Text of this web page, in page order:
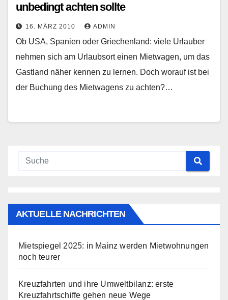
unbedingt achten sollte
16. MÄRZ 2010 ADMIN
Ob USA, Spanien oder Griechenland: viele Urlauber
nehmen sich am Urlaubsort einen Mietwagen, um das
Gastland näher kennen zu lernen. Doch worauf ist bei
der Buchung des Mietwagens zu achten?…
AKTUELLE NACHRICHTEN
Mietspiegel 2025: in Mainz werden Mietwohnungen
noch teurer
Kreuzfahrten und ihre Umweltbilanz: erste
Kreuzfahrtschiffe gehen neue Wege